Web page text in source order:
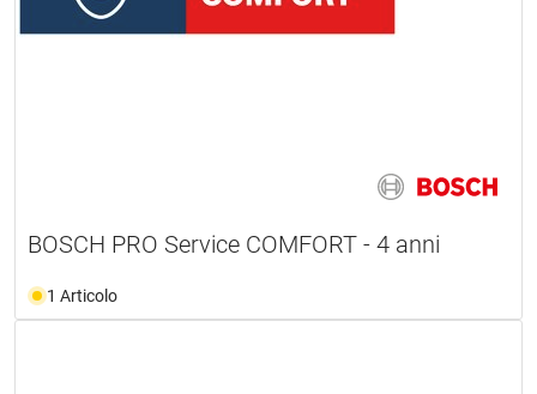
BOSCH PRO Service COMFORT - 4 anni
1 Articolo